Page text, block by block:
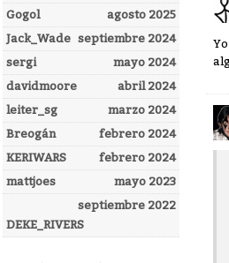
agosto 2025
Gogol
septiembre 2024
Jack_Wade
mayo 2024
sergi
abril 2024
davidmoore
marzo 2024
leiter_sg
febrero 2024
Breogán
febrero 2024
KERIWARS
mayo 2023
mattjoes
septiembre 2022
DEKE_RIVERS